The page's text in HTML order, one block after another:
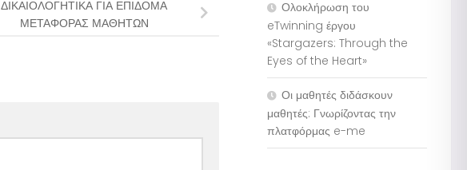
ΔΙΚΑΙΟΛΟΓΗΤΙΚΑ ΓΙΑ ΕΠΙΔΟΜΑ
ΜΕΤΑΦΟΡΑΣ ΜΑΘΗΤΩΝ
Ολοκλήρωση του
eTwinning έργου
«Stargazers: Through the
Eyes of the Heart»
Οι μαθητές διδάσκουν
μαθητές: Γνωρίζοντας την
πλατφόρμας e-me